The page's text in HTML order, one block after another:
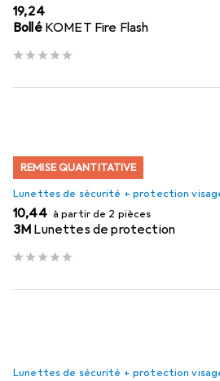
EUR
19,24
Bollé KOMET Fire Flash
REMISE QUANTITATIVE
Lunettes de sécurité + protection
EUR
10,44 à partir de 2 pièces
3M Lunettes de protection
Lunettes de sécurité + protection